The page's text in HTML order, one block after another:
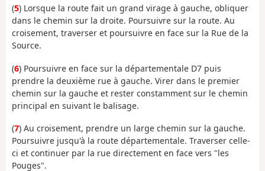
(5) Lorsque la route fait un grand virage à gauche, obliquer
dans le chemin sur la droite. Poursuivre sur la route. Au
croisement, traverser et poursuivre en face sur la Rue de la
Source.
(6) Poursuivre en face sur la départementale D7 puis
prendre la deuxième rue à gauche. Virer dans le premier
chemin sur la gauche et rester constamment sur le chemin
principal en suivant le balisage.
(7) Au croisement, prendre un large chemin sur la gauche.
Poursuivre jusqu'à la route départementale. Traverser celle-
ci et continuer par la rue directement en face vers "les
Pouges".